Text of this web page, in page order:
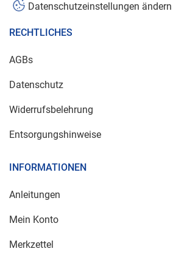
Datenschutzeinstellungen ändern
RECHTLICHES
AGBs
Datenschutz
Widerrufsbelehrung
Entsorgungshinweise
INFORMATIONEN
Anleitungen
Mein Konto
Merkzettel